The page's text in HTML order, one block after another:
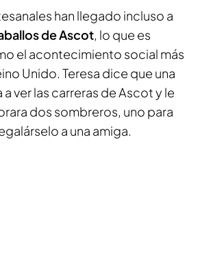
han llegado incluso a
de Ascot, lo que es
el acontecimiento social más
Unido. Teresa dice que una
a ver las carreras de Ascot y le
dos sombreros, uno para
a una amiga.